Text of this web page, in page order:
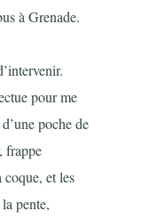
à Grenade.
pour me
poche de
frappe
coque, et les
pente,